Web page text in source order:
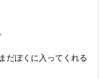
だぼくに入ってくれる